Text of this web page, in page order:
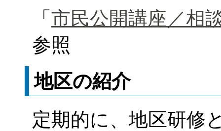
「 市民公開講座／相
参照
地区の紹介
定期的に、地区研修